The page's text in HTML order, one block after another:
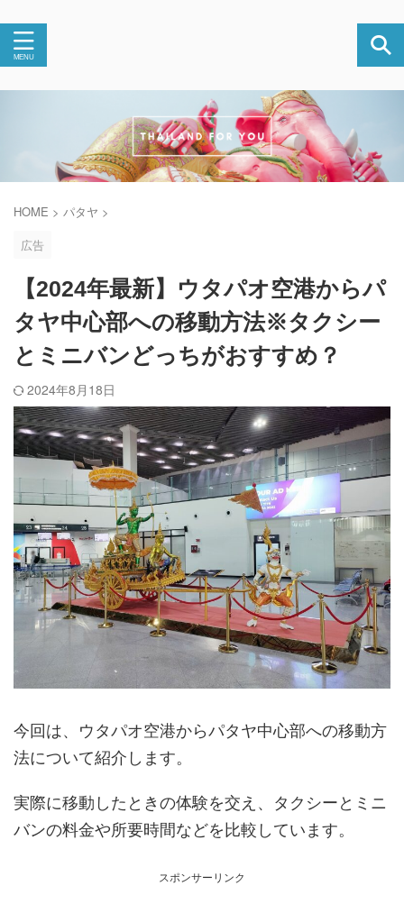
HOME > パタヤ >
広告
【2024年最新】ウタパオ空港からパ
タヤ中心部への移動方法※タクシー
とミニバンどっちがおすすめ？
2024年8月18日
今回は、ウタパオ空港からパタヤ中心部への移動方
法について紹介します。
実際に移動したときの体験を交え、タクシーとミニ
バンの料金や所要時間などを比較しています。
スポンサーリンク